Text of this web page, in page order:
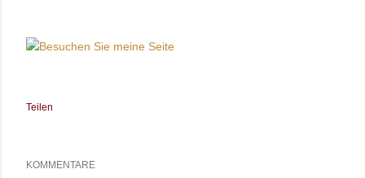
Teilen
KOMMENTARE